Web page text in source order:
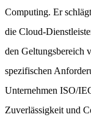
Computing. Er
die Cloud-
den Geltungsbereich
spezifischen
Unternehmen ISO/
Zuverlässigkeit und